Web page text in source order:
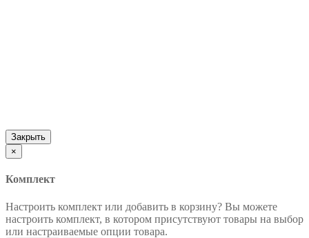
Закрыть
×
Комплект
Настроить комплект или добавить в корзину? Вы можете
настроить комплект, в котором присутствуют товары на выбор
или настраиваемые опции товара.